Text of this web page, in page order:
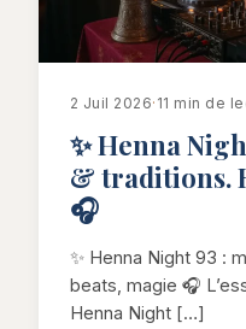
2 Juil 2026· 11 min de
✨ Henna
& traditions.
🎧
✨ Henna Night 93 :
beats, magie 🎧
Henna Night […]